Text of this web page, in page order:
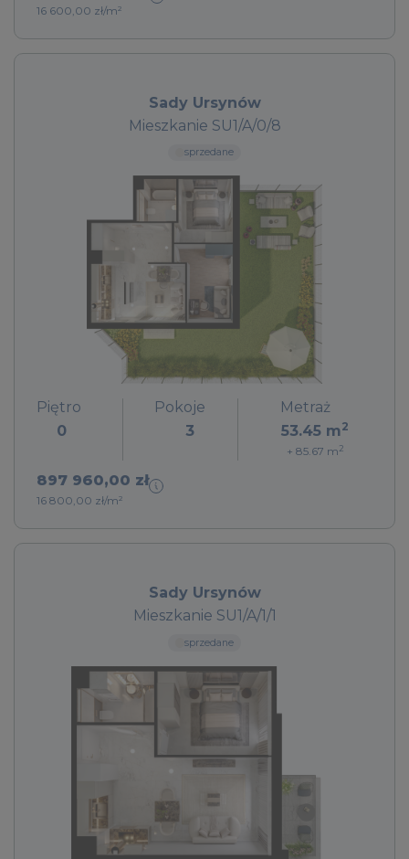
16 600,00 zł/m²
Sady Ursynów
Mieszkanie SU1/A/0/8
sprzedane
Piętro
0
Pokoje
3
Metraż
53.45 m2
+ 85.67 m2
897 960,00 zł
16 800,00 zł/m²
Sady Ursynów
Mieszkanie SU1/A/1/1
sprzedane